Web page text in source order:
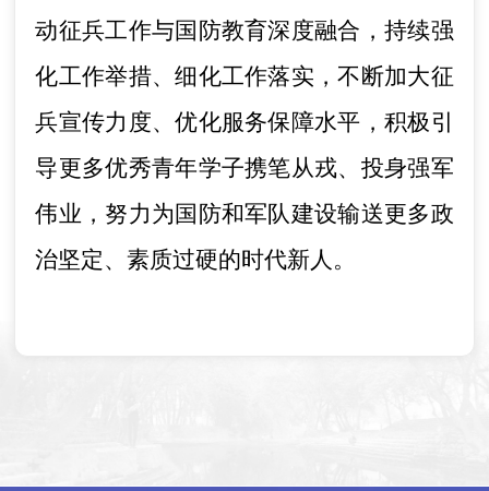
动征兵工作与国防教育深度融合，持续强
化工作举措、细化工作落实，不断加大征
兵宣传力度、优化服务保障水平，积极引
导更多优秀青年学子携笔从戎、投身强军
伟业，努力为国防和军队建设输送更多政
治坚定、素质过硬的时代新人。